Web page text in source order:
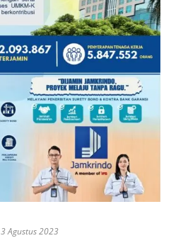
3 Agustus 2023